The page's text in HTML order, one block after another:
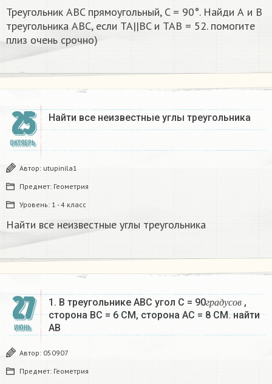
Треугольник ABC прямоугольный, C = 90°. Найди А и В
треугольника ABC, если TA||BC и TAB = 52. помогите
плиз очень срочно)​
25
ОКТЯБРЬ
Найти все неизвестные углы треугольника
Автор: utupinila1
Предмет: Геометрия
Уровень: 1 - 4 класс
Найти все неизвестные углы треугольника
27
ИЮНЬ
1. В треугольнике ABC угол C = 90 г р а д у с о в
градусо ,
сторона BC = 6 СМ, сторона AC = 8 СМ. найти
AB
Автор: 050907
Предмет: Геометрия